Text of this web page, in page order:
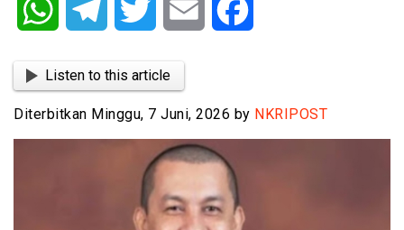
WhatsAppTelegram Twitter Email
Listen to this article
Diterbitkan Minggu, 7 Juni, 2026 by NKRIPOST